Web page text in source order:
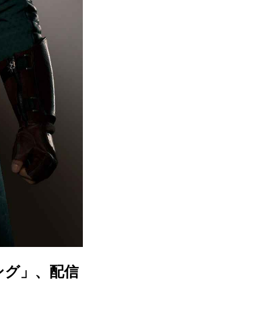
グ」、配信